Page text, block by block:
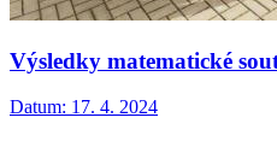
Výsledky matematické
Datum: 17. 4. 2024